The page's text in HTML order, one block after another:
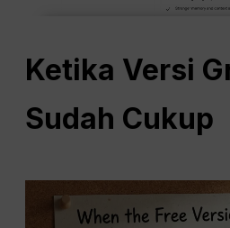
Ketika Versi
Sudah Cukup